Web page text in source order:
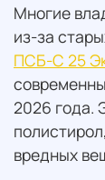
Многие
из-за
ПСБ-С 25
2026 года.
вредных